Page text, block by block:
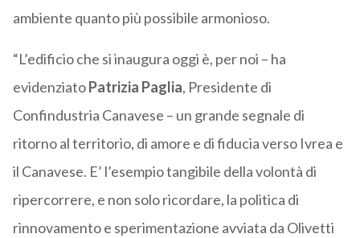
ambiente quanto più possibile armonioso.
“L’edificio che si inaugura oggi è, per noi – ha
evidenziatoPatrizia Paglia, Presidente di
Confindustria Canavese – un grande segnale di
ritorno al territorio, di amore e di fiducia verso Ivrea e
il Canavese. E’ l’esempio tangibile della volontà di
ripercorrere, e non solo ricordare, la politica di
rinnovamento e sperimentazione avviata da Olivetti